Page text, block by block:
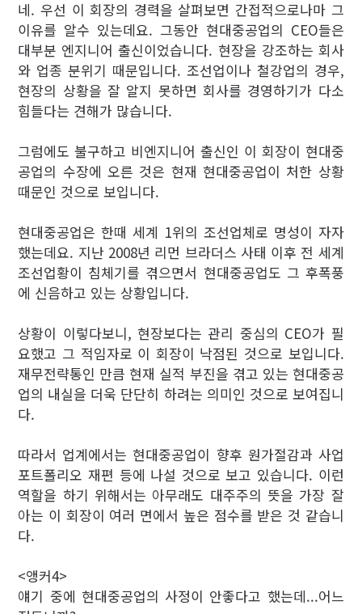
네. 우선 이 회장의 경력을 살펴보면 간접적으로나마 그
이유를 알수 있는데요. 그동안 현대중공업의 CEO들은
대부분 엔지니어 출신이었습니다. 현장을 강조하는 회사
와 업종 분위기 때문입니다. 조선업이나 철강업의 경우,
현장의 상황을 잘 알지 못하면 회사를 경영하기가 다소
힘들다는 견해가 많습니다.
그럼에도 불구하고 비엔지니어 출신인 이 회장이 현대중
공업의 수장에 오른 것은 현재 현대중공업이 처한 상황
때문인 것으로 보입니다.
현대중공업은 한때 세계 1위의 조선업체로 명성이 자자
했는데요. 지난 2008년 리먼 브라더스 사태 이후 전 세계
조선업황이 침체기를 겪으면서 현대중공업도 그 후폭풍
에 신음하고 있는 상황입니다.
상황이 이렇다보니, 현장보다는 관리 중심의 CEO가 필
요했고 그 적임자로 이 회장이 낙점된 것으로 보입니다.
재무전략통인 만큼 현재 실적 부진을 겪고 있는 현대중공
업의 내실을 더욱 단단히 하려는 의미인 것으로 보여집니
다.
따라서 업계에서는 현대중공업이 향후 원가절감과 사업
포트폴리오 재편 등에 나설 것으로 보고 있습니다. 이런
역할을 하기 위해서는 아무래도 대주주의 뜻을 가장 잘
아는 이 회장이 여러 면에서 높은 점수를 받은 것 같습니
다.
<앵커4>
얘기 중에 현대중공업의 사정이 안좋다고 했는데...어느